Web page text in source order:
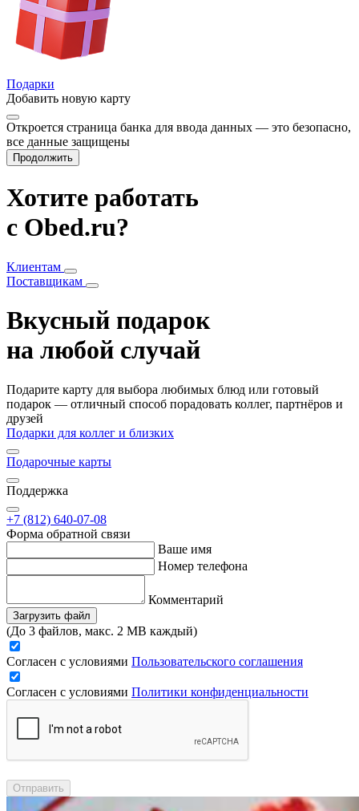
Подарки
Добавить новую карту
Откроется страница банка для ввода данных — это безопасно,
все данные защищены
Продолжить
Хотите работать
с Obed.ru?
Клиентам
Поставщикам
Вкусный подарок
на любой случай
Подарите карту для выбора любимых блюд или готовый
подарок — отличный способ порадовать коллег, партнёров и
друзей
Подарки для коллег и близких
Подарочные карты
Поддержка
+7 (812) 640-07-08
Форма обратной связи
Ваше имя
Номер телефона
Комментарий
Загрузить файл
(До 3 файлов, макс. 2 MB каждый)
Согласен с условиями Пользовательского соглашения
Согласен с условиями Политики конфиденциальности
Отправить